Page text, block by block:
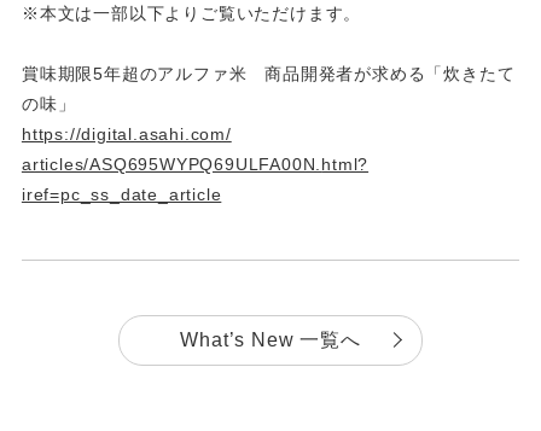
※本文は一部以下よりご覧いただけます。
賞味期限5年超のアルファ米 商品開発者が求める「炊きたて
の味」
https://digital.asahi.com/
articles/ASQ695WYPQ69ULFA00N. html?
iref=pc_ss_date_article
What’s New 一覧へ